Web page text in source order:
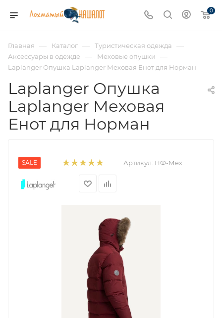
0
Главная — Каталог — Туристическая одежда —
Аксессуары в одежде — Меховые опушки —
Laplanger Опушка Laplanger Меховая Енот для Норман
Laplanger Опушка
Laplanger Меховая
Енот для Норман
SALE Артикул: НФ-Мех